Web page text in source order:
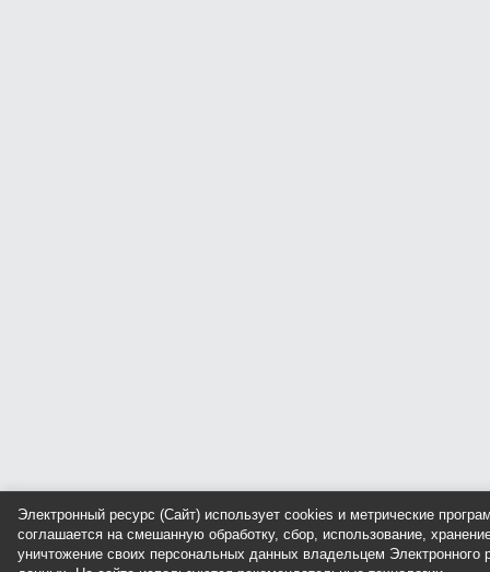
Электронный ресурс (Сайт) использует cookies и метрические
соглашается на смешанную обработку, сбор, использование,
уничтожение своих персональных данных владельцем Электронного